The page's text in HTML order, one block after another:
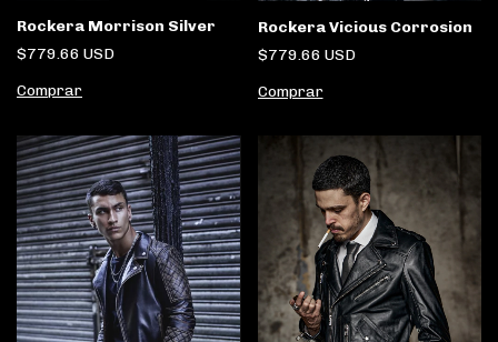
Rockera Morrison Silver
$779.66 USD
Comprar
Rockera Vicious Corrosion
$779.66 USD
Comprar